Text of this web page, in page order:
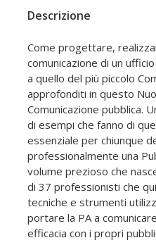
Descrizione
Come progettare,
comunicazione di un
a quello del più piccolo
approfonditi in questo
Comunicazione pubblica.
di esempi che fanno di
essenziale per chiunque
professionalmente una
volume prezioso che
di 37 professionisti che
tecniche e strumenti
portare la PA a
efficacia con i propri